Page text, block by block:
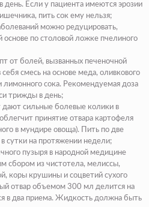
Если у пациента имеются эрозии
пить сок ему нельзя;
можно редуцировать,
основе по столовой ложке пчелиного
от болей, вызванных печеночной
смесь на основе меда, оливкового
лимонного сока. Рекомендуемая доза
трижды в день;
дают сильные болевые колики в
принятие отвара картофеля
в мундире овоща). Пить по две
сутки на протяжении недели;
пузыря в народной медицине
сбором из чистотела, мелиссы,
коры крушины и соцветий сухого
отвар объемом 300 мл делится на
в два приема. Жидкость должна быть